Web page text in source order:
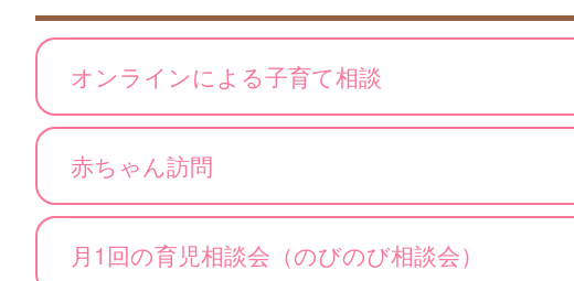
オンラインによる子育て相談
赤ちゃん訪問
月1回の育児相談会（のびのび相談会）